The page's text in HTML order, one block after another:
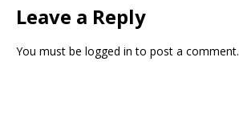
Leave a Reply
You must be logged in to post a comment.